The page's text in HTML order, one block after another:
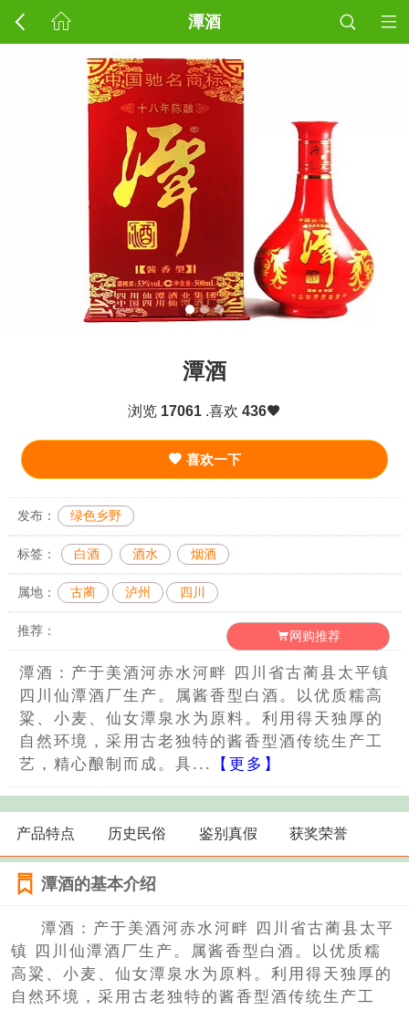
潭酒
潭酒
浏览 17061 .喜欢 436
喜欢一下
发布： 绿色乡野
标签： 白酒 酒水 烟酒
属地： 古蔺 泸州 四川
推荐： 网购推荐
潭酒：产于美酒河赤水河畔 四川省古蔺县太平镇
四川仙潭酒厂生产。属酱香型白酒。以优质糯高
粱、小麦、仙女潭泉水为原料。利用得天独厚的
自然环境，采用古老独特的酱香型酒传统生产工
艺，精心酿制而成。具...
【更多】
产品特点 历史民俗 鉴别真假 获奖荣誉
潭酒的基本介绍
潭酒：产于美酒河赤水河畔 四川省古蔺县太平
镇 四川仙潭酒厂生产。属酱香型白酒。以优质糯
高粱、小麦、仙女潭泉水为原料。利用得天独厚的
自然环境，采用古老独特的酱香型酒传统生产工